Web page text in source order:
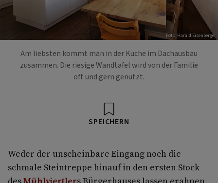
Foto: Harald Eisenberger
Am liebsten kommt man in der Küche im Dachausbau
zusammen. Die riesige Wandtafel wird von der Familie
oft und gern genutzt.
SPEICHERN
Weder der unscheinbare Eingang noch die
schmale Steintreppe hinauf in den ersten Stock